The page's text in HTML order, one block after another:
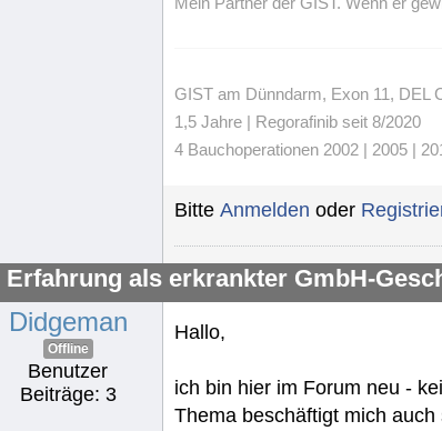
GIST am Dünndarm, Exon 11, DEL
1,5 Jahre | Regorafinib seit 8/2020
4 Bauchoperationen 2002 | 2005 |
Bitte Anmelden oder
Erfahrung als erkrankter GmbH-
Didgeman
Offline
Benutzer
Beiträge: 3
Hallo,
ich bin hier im Forum neu -
Thema beschäftigt mich